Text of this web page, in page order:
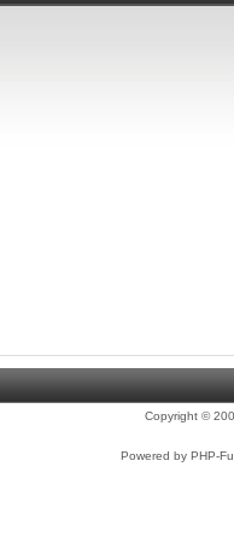
Copyright ©
Powered by PHP-